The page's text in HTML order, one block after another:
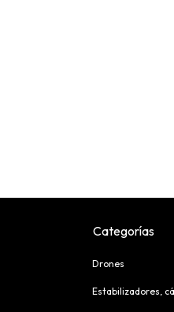
Categorías
Drones
Estabilizadores,